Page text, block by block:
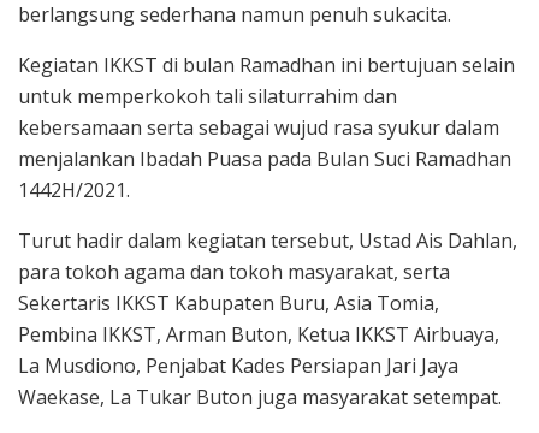
berlangsung sederhana namun penuh sukacita.
Kegiatan IKKST di bulan Ramadhan ini bertujuan selain
untuk memperkokoh tali silaturrahim dan
kebersamaan serta sebagai wujud rasa syukur dalam
menjalankan Ibadah Puasa pada Bulan Suci Ramadhan
1442H/2021.
Turut hadir dalam kegiatan tersebut, Ustad Ais Dahlan,
para tokoh agama dan tokoh masyarakat, serta
Sekertaris IKKST Kabupaten Buru, Asia Tomia,
Pembina IKKST, Arman Buton, Ketua IKKST Airbuaya,
La Musdiono, Penjabat Kades Persiapan Jari Jaya
Waekase, La Tukar Buton juga masyarakat setempat.